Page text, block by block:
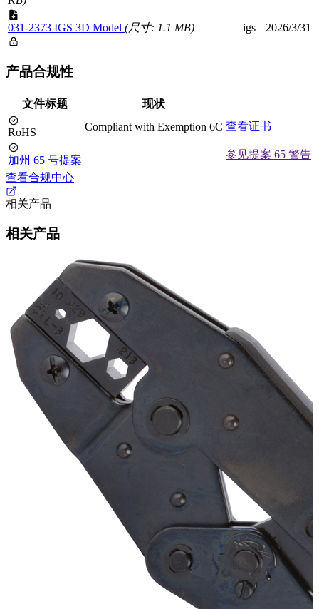
031-2373 IGS 3D Model (尺寸: 1.1 MB) igs 2026/3/31
产品合规性
文件标题 现状
RoHS Compliant with Exemption 6C 查看证书
加州 65 号提案
参见提案 65 警告
查看合规中心
相关产品
相关产品